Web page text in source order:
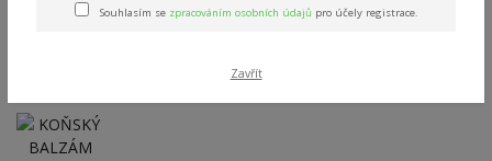
Souhlasím se zpracováním osobních údajů pro účely registrace.
Zavřít